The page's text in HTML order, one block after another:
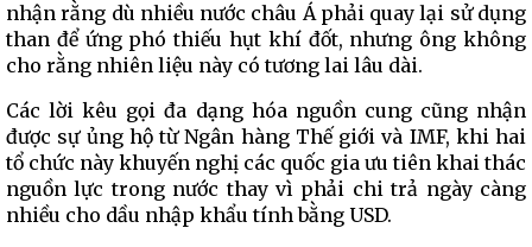
nhận rằng dù nhiều nước châu Á phải quay lại sử dụng
than để ứng phó thiếu hụt khí đốt, nhưng ông không
cho rằng nhiên liệu này có tương lai lâu dài.
Các lời kêu gọi đa dạng hóa nguồn cung cũng nhận
được sự ủng hộ từ Ngân hàng Thế giới và IMF, khi hai
tổ chức này khuyến nghị các quốc gia ưu tiên khai thác
nguồn lực trong nước thay vì phải chi trả ngày càng
nhiều cho dầu nhập khẩu tính bằng USD.